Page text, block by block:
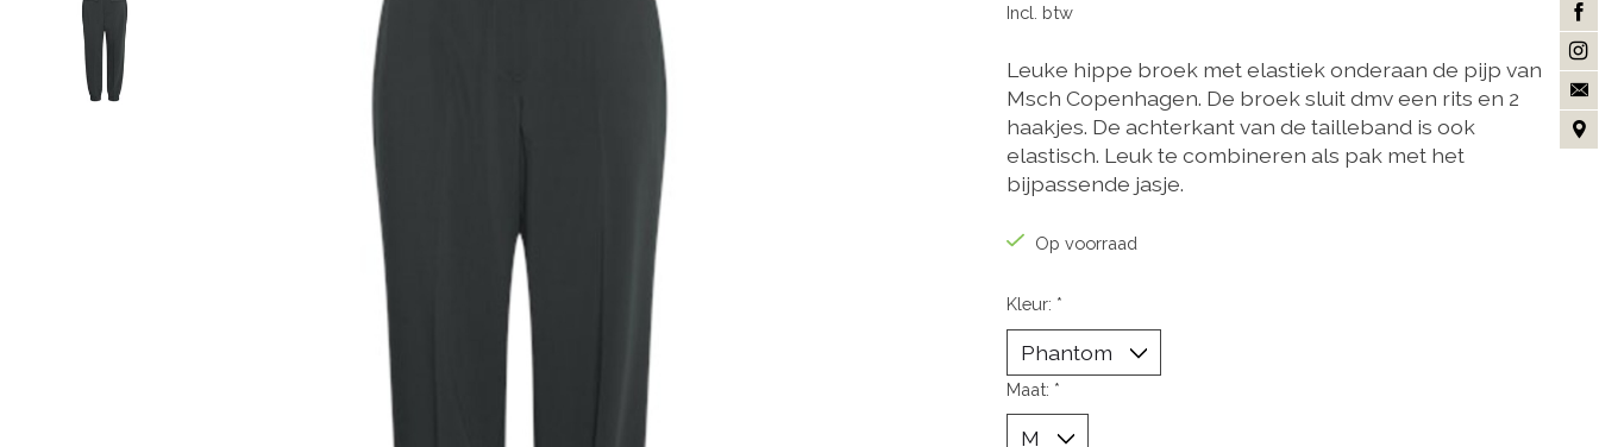
Incl. btw
Leuke hippe broek met elastiek onderaan de pijp van
Msch Copenhagen. De broek sluit dmv een rits en 2
haakjes. De achterkant van de tailleband is ook
elastisch. Leuk te combineren als pak met het
bijpassende jasje.
Op voorraad
Kleur: *
Maat: *